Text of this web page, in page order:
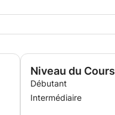
Niveau du Cours
Débutant
Intermédiaire